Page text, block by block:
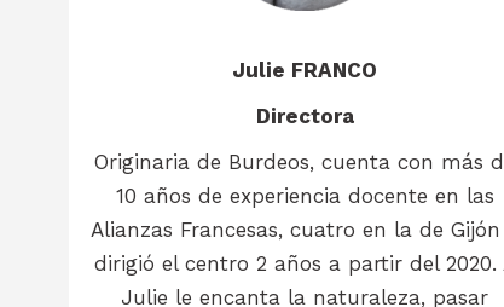
Julie FRANCO
Directora
Originaria de Burdeos, cuenta con más
10 años de experiencia docente en las
Alianzas Francesas, cuatro en la de
dirigió el centro 2 años a partir del 2020.
Julie le encanta la naturaleza, pasar